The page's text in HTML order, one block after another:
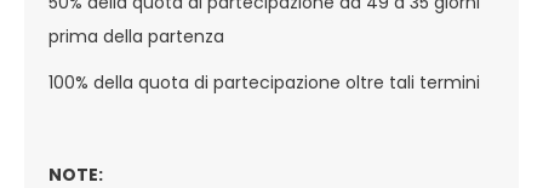
prima della partenza
100% della quota di partecipazione oltre tali termini
NOTE: